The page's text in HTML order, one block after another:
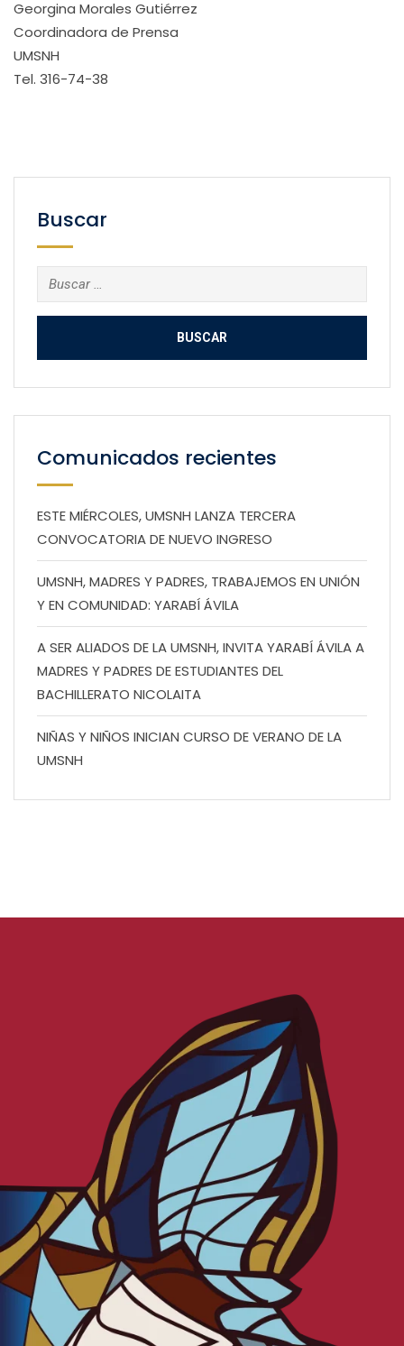
Georgina Morales Gutiérrez
Coordinadora de Prensa
UMSNH
Tel. 316-74-38
Buscar
Buscar:
Comunicados recientes
ESTE MIÉRCOLES, UMSNH LANZA TERCERA
CONVOCATORIA DE NUEVO INGRESO
UMSNH, MADRES Y PADRES, TRABAJEMOS EN UNIÓN
Y EN COMUNIDAD: YARABÍ ÁVILA
A SER ALIADOS DE LA UMSNH, INVITA YARABÍ ÁVILA A
MADRES Y PADRES DE ESTUDIANTES DEL
BACHILLERATO NICOLAITA
NIÑAS Y NIÑOS INICIAN CURSO DE VERANO DE LA
UMSNH